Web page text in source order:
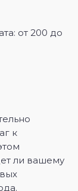
от 200 до
к
ли вашему
.